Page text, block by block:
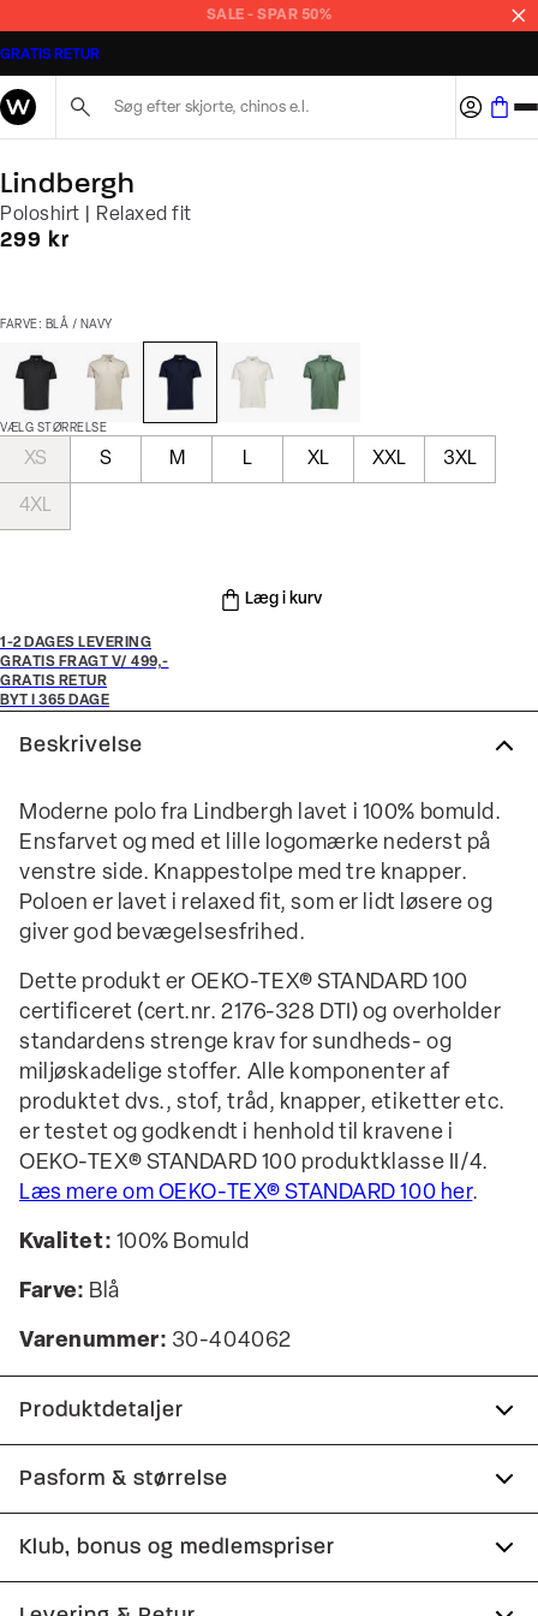
SALE - SPAR 50%
GRATIS RETUR
Lindbergh
Poloshirt | Relaxed fit
I alt (inkl. rabat)
299 kr
FARVE: BLÅ / NAVY
VÆLG STØRRELSE
XS S M L XL XXL 3XL
4XL
Læg i kurv
1-2 DAGES LEVERING
GRATIS FRAGT V/ 499,-
GRATIS RETUR
BYT I 365 DAGE
Beskrivelse
Moderne polo fra Lindbergh lavet i 100% bomuld.
Ensfarvet og med et lille logomærke nederst på
venstre side. Knappestolpe med tre knapper.
Poloen er lavet i relaxed fit, som er lidt løsere og
giver god bevægelsesfrihed.
Dette produkt er OEKO-TEX® STANDARD 100
certificeret (cert.nr. 2176-328 DTI) og overholder
standardens strenge krav for sundheds- og
miljøskadelige stoffer. Alle komponenter af
produktet dvs., stof, tråd, knapper, etiketter etc.
er testet og godkendt i henhold til kravene i
OEKO-TEX® STANDARD 100 produktklasse II/4.
Læs mere om OEKO-TEX® STANDARD 100 her.
Kvalitet: 100% Bomuld
Farve: Blå
Varenummer: 30-404062
Produktdetaljer
Knappestolpe med tre knapper.
Fremstillet i 100% bomuld.
Logomærke nederst på venstre side.
Pasform & størrelse
Fit:Relaxed fit
Klub, bonus og medlemspriser